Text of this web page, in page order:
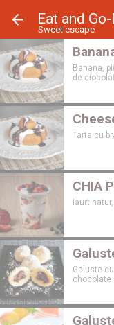
Eat and
Sweet escape
Banana,
de
Tarta cu
CHIA
Iaurt
Galuste
chocolate